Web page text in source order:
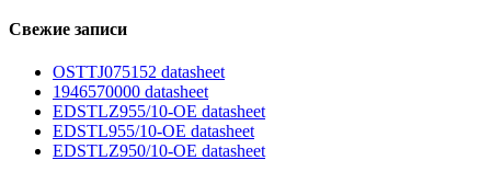
Свежие записи
OSTTJ075152 datasheet
1946570000 datasheet
EDSTLZ955/10-OE datasheet
EDSTL955/10-OE datasheet
EDSTLZ950/10-OE datasheet